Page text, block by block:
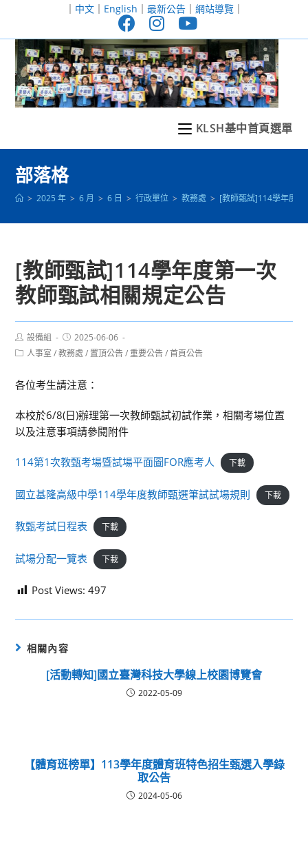
至
｜ 中文｜ English ｜ 最新公告｜ 網站導覽｜
KLSH基中首頁選單
部落格
> 2025 年 > 6 月 > 6 日 > 行政單位 > 教務處 > [教師甄試]114學年度
[教師甄試]114學年度第一次
教師甄試相關規定公告
Post
author:
設備組
Post
published:
2025-06-06
Post人事室 / 教務處 / 置頂公告 / 重要公告 / 首頁公告
各位考生請注意：
本校於6/8(日)辦理第一次教師甄試初試作業，相關考場位置
以及注意事項請參閱附件
114第1次教甄考場暨試場平面圖FOR應考人 下載
國立基隆高級中學114學年度教師甄選筆試試場規則 下載
教甄考試日程表 下載
試場分配一覽表 下載
Post Views: 497
相關內容
[活動轉知]國立臺灣科技大學線上校園博覽會
2022-05-09
【體育班榜單】113學年度體育班特色招生甄選入學錄
取公告
2024-05-06